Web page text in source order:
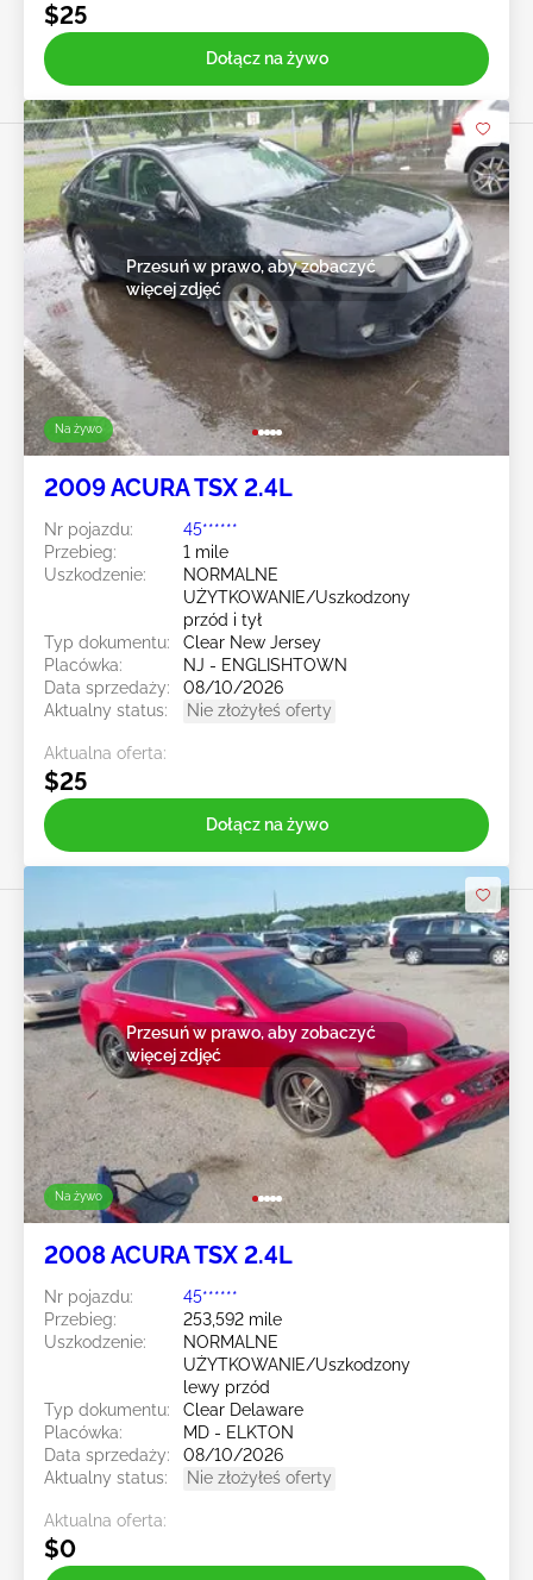
$25
Dołącz na żywo
Na żywo
Przesuń w prawo, aby zobaczyć
więcej zdjęć
2009 ACURA TSX 2.4L
Nr pojazdu:
45******
Przebieg:
1 mile
Uszkodzenie:
NORMALNE
UŻYTKOWANIE/Uszkodzony
przód i tył
Typ dokumentu:
Clear New Jersey
Placówka:
NJ - ENGLISHTOWN
Data sprzedaży:
08/10/2026
Aktualny status:
Nie złożyłeś oferty
Aktualna oferta:
$25
Dołącz na żywo
Na żywo
Przesuń w prawo, aby zobaczyć
więcej zdjęć
2008 ACURA TSX 2.4L
Nr pojazdu:
45******
Przebieg:
253,592 mile
Uszkodzenie:
NORMALNE
UŻYTKOWANIE/Uszkodzony
lewy przód
Typ dokumentu:
Clear Delaware
Placówka:
MD - ELKTON
Data sprzedaży:
08/10/2026
Aktualny status:
Nie złożyłeś oferty
Aktualna oferta:
$0